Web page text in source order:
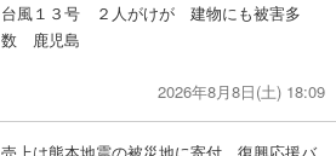
台風１３号 ２人がけが 建物にも被害多
数 鹿児島
2026年8月8日(土) 18:09